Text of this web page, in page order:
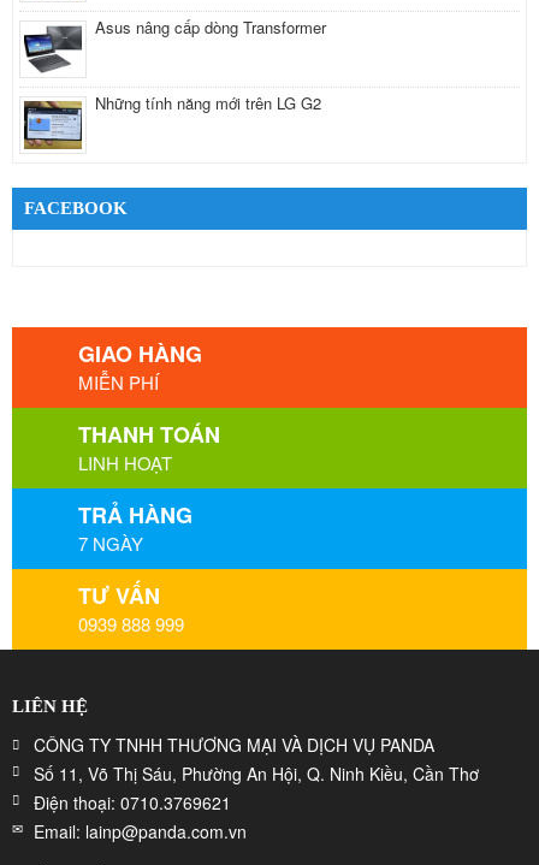
Asus nâng cấp dòng Transformer
Những tính năng mới trên LG G2
FACEBOOK
GIAO HÀNG
MIỄN PHÍ
THANH TOÁN
LINH HOẠT
TRẢ HÀNG
7 NGÀY
TƯ VẤN
0939 888 999
LIÊN HỆ
CÔNG TY TNHH THƯƠNG MẠI VÀ DỊCH VỤ PANDA
Số 11, Võ Thị Sáu, Phường An Hội, Q. Ninh Kiều, Cần Thơ
Điện thoại: 0710.3769621
Email: lainp@panda.com.vn